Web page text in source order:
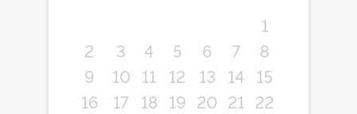
1
2
3 4 5 6 7
8
9
10 11 12 13 14
15
16
17 18 19 20 21
22